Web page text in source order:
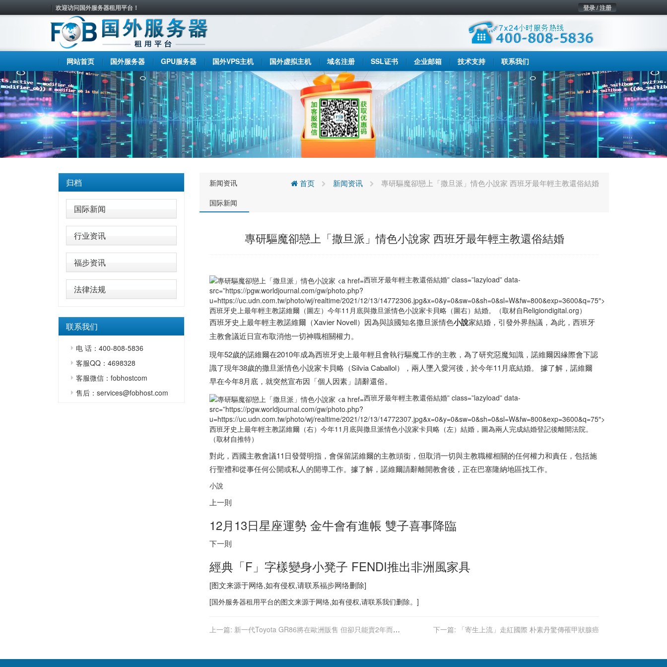
欢迎访问国外服务器租用平台！ 登录 / 注册
网站首页 国外服务器 GPU服务器 国外VPS主机 国外虚拟主机 域名注册 SSL证书 企业邮箱 技术支持 联系我们
归档
国际新闻
行业资讯
福步资讯
法律法规
联系我们
电 话：400-808-5836
客服QQ：4698328
客服微信：fobhostcom
售后：services@fobhost.com
新闻资讯
国际新闻
首页 新闻资讯 專研驅魔卻戀上「撒旦派」情色小說家 西班牙最年輕主教還俗結婚
專研驅魔卻戀上「撒旦派」情色小說家 西班牙最年輕主教還俗結婚
西班牙最年輕主教還俗結婚” class=”lazyload” data-
src=”https://pgw.worldjournal.com/gw/photo.php?
u=https://uc.udn.com.tw/photo/wj/realtime/2021/12/13/14772306.jpg&x=0&y=0&sw=0&sh=0&sl=W&fw=800&exp=3600&q=75″>
西班牙史上最年輕主教諾維爾（圖左）今年11月底與撒旦派情色小說家卡貝略（圖右）結婚。（取材自Religiondigital.org）
西班牙史上最年輕主教諾維爾（Xavier Novell）因為與該國知名撒旦派情色小說家結婚，引發外界熱議，為此， 西班牙
主教會議近日宣布取消他一切神職相關權力。
現年52歲的諾維爾在2010年成為西班牙史上最年輕且會執行驅魔工作的主教，為了研究惡魔知識，諾維爾因緣際會下認
識了現年38歲的撒旦派情色小說家卡貝略（Silvia Caballol），兩人墜入愛河後，於今年11月底結婚。 據了解，諾維爾
早在今年8月底，就突然宣布因「個人因素」請辭還俗。
西班牙最年輕主教還俗結婚” class=”lazyload” data-
src=”https://pgw.worldjournal.com/gw/photo.php?
u=https://uc.udn.com.tw/photo/wj/realtime/2021/12/13/14772307.jpg&x=0&y=0&sw=0&sh=0&sl=W&fw=800&exp=3600&q=75″>
西班牙史上最年輕主教諾維爾（右）今年11月底與撒旦派情色小說家卡貝略（左）結婚，圖為兩人完成結婚登記後離開法院。
（取材自推特）
對此，西國主教會議11日發聲明指，會保留諾維爾的主教頭銜，但取消一切與主教職權相關的任何權力和責任，包括施
行聖禮和從事任何公開或私人的開導工作。據了解，諾維爾請辭離開教會後，正在巴塞隆納地區找工作。
小說
上一則
12月13日星座運勢 金牛會有進帳 雙子喜事降臨
下一則
經典「F」字樣變身小凳子 FENDI推出非洲風家具
[图文来源于网络,如有侵权,请联系福步网络删除]
[国外服务器租用平台的图文来源于网络,如有侵权,请联系我们删除。]
上一篇: 新一代Toyota GR86將在歐洲販售 但卻只能賣2年而
下一篇: 「寄生上流」走紅國際 朴素丹驚傳罹甲狀腺癌